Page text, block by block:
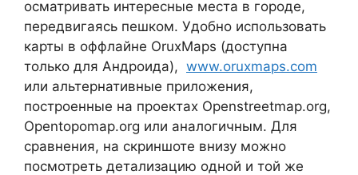
осматривать интересные места в городе,
передвигаясь пешком. Удобно использовать
карты в оффлайне OruxMaps (доступна
только для Андроида), www.oruxmaps.com
или альтернативные приложения,
построенные на проектах Оpenstreetmap.org,
Opentopomap.org или аналогичным. Для
сравнения, на скриншоте внизу можно
посмотреть детализацию одной и той же